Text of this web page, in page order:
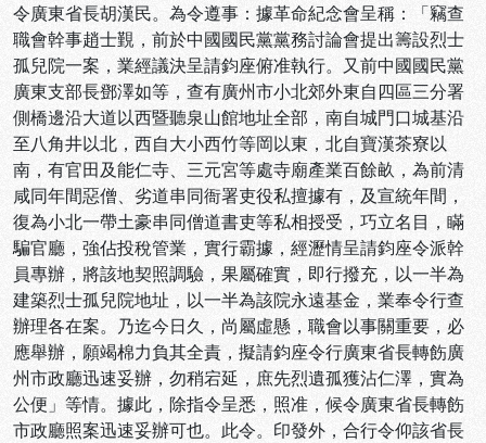
令廣東省長胡漢民。為令遵事：據革命紀念會呈稱：「竊查
職會幹事趙士覲，前於中國國民黨黨務討論會提出籌設烈士
孤兒院一案，業經議決呈請鈞座俯准執行。又前中國國民黨
廣東支部長鄧澤如等，查有廣州市小北郊外東自四區三分署
側橋邊沿大道以西暨聽泉山館地址全部，南自城門口城基沿
至八角井以北，西自大小西竹等岡以東，北自寶漢茶寮以
南，有官田及能仁寺、三元宮等處寺廟產業百餘畝，為前清
咸同年間惡僧、劣道串同衙署吏役私擅據有，及宣統年間，
復為小北一帶土豪串同僧道書吏等私相授受，巧立名目，瞞
騙官廳，強佔投稅管業，實行霸據，經瀝情呈請鈞座令派幹
員專辦，將該地契照調驗，果屬確實，即行撥充，以一半為
建築烈士孤兒院地址，以一半為該院永遠基金，業奉令行查
辦理各在案。乃迄今日久，尚屬虛懸，職會以事關重要，必
應舉辦，願竭棉力負其全責，擬請鈞座令行廣東省長轉飭廣
州市政廳迅速妥辦，勿稍宕延，庶先烈遺孤獲沾仁澤，實為
公便」等情。據此，除指令呈悉，照准，候令廣東省長轉飭
市政廳照案迅速妥辦可也。此令。印發外，合行令仰該省長